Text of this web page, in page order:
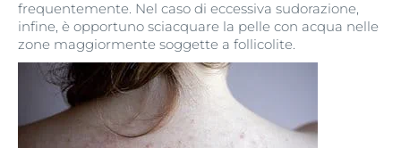
frequentemente. Nel caso di eccessiva sudorazione,
infine, è opportuno sciacquare la pelle con acqua nelle
zone maggiormente soggette a follicolite.